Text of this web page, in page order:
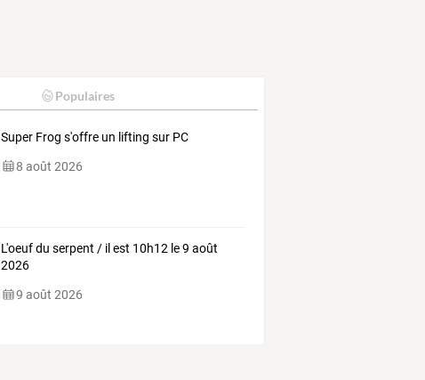
Populaires
Super Frog s'offre un lifting sur PC
8 août 2026
L'oeuf du serpent / il est 10h12 le 9 août
2026
9 août 2026